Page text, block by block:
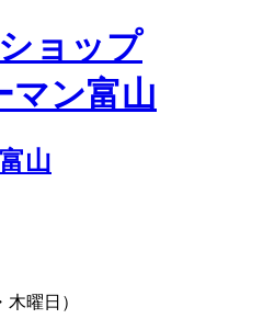
ョップ
山
木曜日）